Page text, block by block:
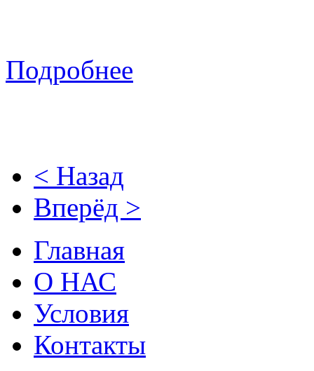
Подробнее
< Назад
Вперёд >
Главная
О НАС
Условия
Контакты